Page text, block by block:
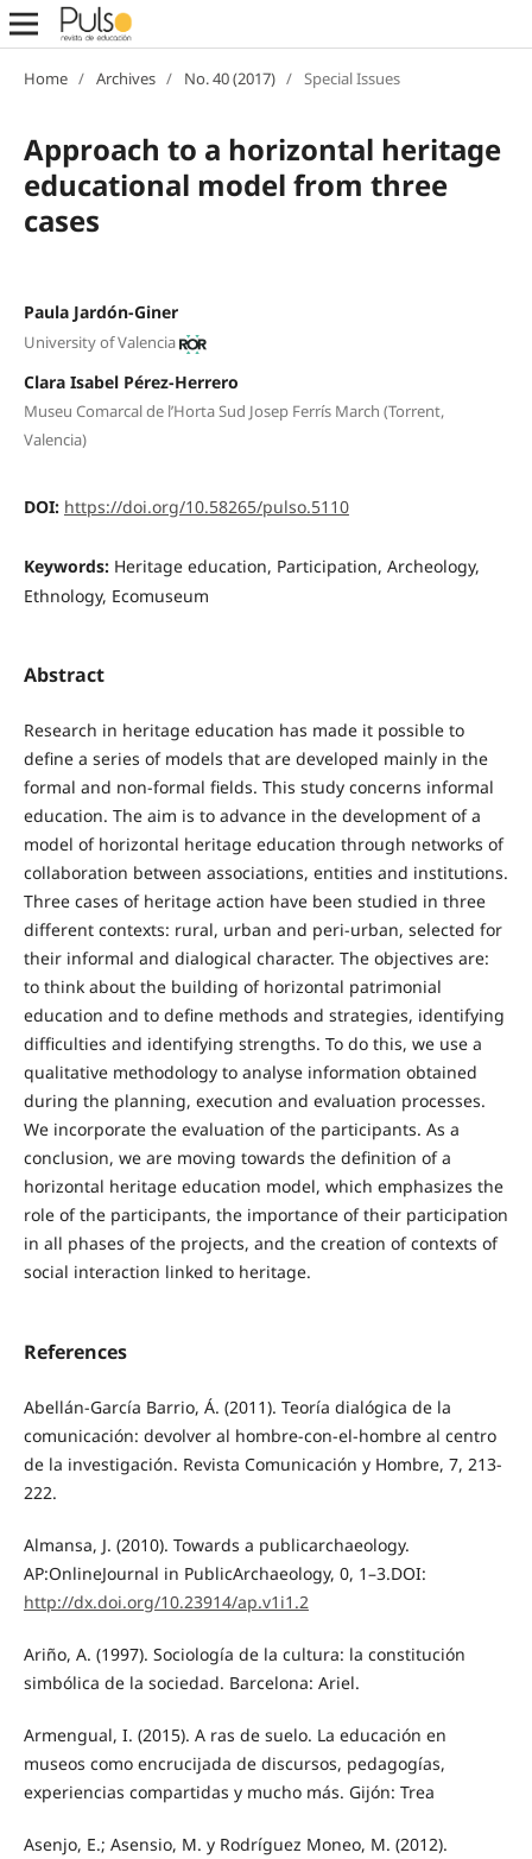
Home / Archives / No. 40 (2017) / Special Issues
Approach to a horizontal heritage
educational model from three
cases
Paula Jardón-Giner
University of Valencia
Clara Isabel Pérez-Herrero
Museu Comarcal de l’Horta Sud Josep Ferrís March (Torrent,
Valencia)
DOI: https://doi.org/10.58265/pulso.5110
Keywords: Heritage education, Participation, Archeology,
Ethnology, Ecomuseum
Abstract
Research in heritage education has made it possible to
define a series of models that are developed mainly in the
formal and non-formal fields. This study concerns informal
education. The aim is to advance in the development of a
model of horizontal heritage education through networks of
collaboration between associations, entities and institutions.
Three cases of heritage action have been studied in three
different contexts: rural, urban and peri-urban, selected for
their informal and dialogical character. The objectives are:
to think about the building of horizontal patrimonial
education and to define methods and strategies, identifying
difficulties and identifying strengths. To do this, we use a
qualitative methodology to analyse information obtained
during the planning, execution and evaluation processes.
We incorporate the evaluation of the participants. As a
conclusion, we are moving towards the definition of a
horizontal heritage education model, which emphasizes the
role of the participants, the importance of their participation
in all phases of the projects, and the creation of contexts of
social interaction linked to heritage.
References
Abellán-García Barrio, Á. (2011). Teoría dialógica de la
comunicación: devolver al hombre-con-el-hombre al centro
de la investigación. Revista Comunicación y Hombre, 7, 213-
222.
Almansa, J. (2010). Towards a publicarchaeology.
AP:OnlineJournal in PublicArchaeology, 0, 1–3.DOI:
http://dx.doi.org/10.23914/ap.v1i1.2
Ariño, A. (1997). Sociología de la cultura: la constitución
simbólica de la sociedad. Barcelona: Ariel.
Armengual, I. (2015). A ras de suelo. La educación en
museos como encrucijada de discursos, pedagogías,
experiencias compartidas y mucho más. Gijón: Trea
Asenjo, E.; Asensio, M. y Rodríguez Moneo, M. (2012).